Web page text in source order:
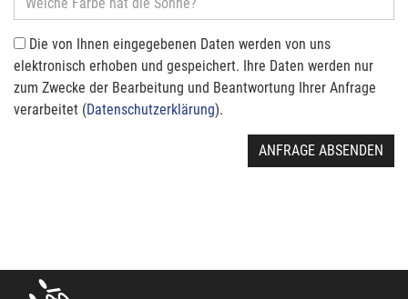
Die von Ihnen eingegebenen Daten werden von uns
elektronisch erhoben und gespeichert. Ihre Daten werden nur
zum Zwecke der Bearbeitung und Beantwortung Ihrer Anfrage
verarbeitet (Datenschutzerklärung).
ANFRAGE ABSENDEN